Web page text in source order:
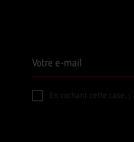
Votre e-mail
En cochant cette case,